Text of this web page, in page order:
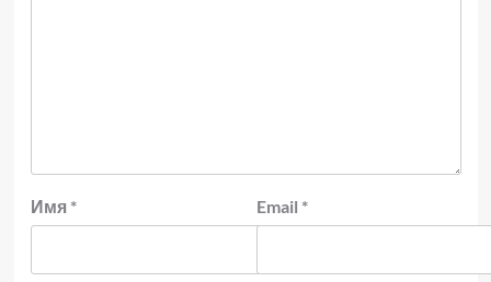
Имя * Email *